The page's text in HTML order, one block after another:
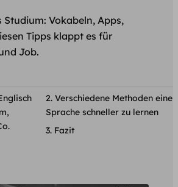
Studium: Vokabeln, Apps,
Tipps klappt es für
Job.
Verschiedene Methoden eine
Sprache schneller zu lernen
Fazit